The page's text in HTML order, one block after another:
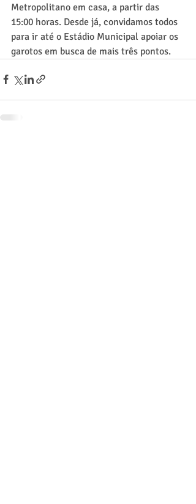
Metropolitano em casa, a partir das
15:00 horas. Desde já, convidamos todos
para ir até o Estádio Municipal apoiar os
garotos em busca de mais três pontos.